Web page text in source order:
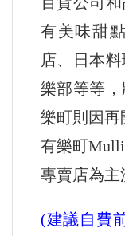
有美味甜
店、日本
樂部等等
樂町則因再
有樂町
專賣店為主
(建議自費